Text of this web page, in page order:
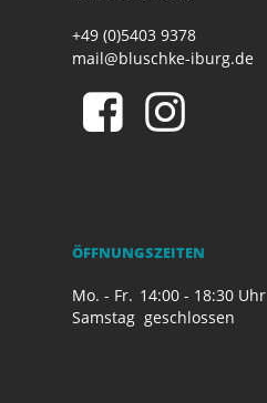
+49 (0)5403 9378
mail@bluschke-iburg.de
ÖFFNUNGSZEITEN
Mo. - Fr. 14:00 - 18:30 Uhr
Samstag geschlossen